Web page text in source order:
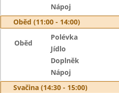
Nápoj
Oběd (11:00 - 14:00)
Oběd
Polévka
Jídlo
Doplněk
Nápoj
Svačina (14:30 - 15:00)